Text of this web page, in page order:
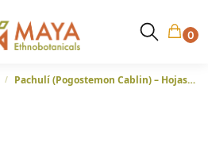
0
/ Pachulí (Pogostemon Cablin) – Hojas cortadas de Indonesia